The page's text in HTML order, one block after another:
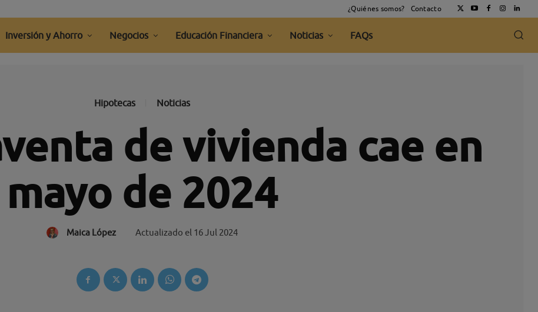
¿Quiénes somos? Contacto
Inversión y Ahorro Negocios Educación Financiera Noticias FAQs
Hipotecas Noticias
de vivienda cae en
mayo de 2024
Maica López Actualizado el 16 Jul 2024